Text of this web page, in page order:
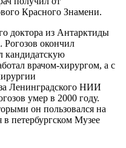
Красного Знамени.
доктора из Антарктиды
Рогозов окончил
кандидатскую
врачом-хирургом, а с
Ленинградского НИИ
умер в 2000 году.
он пользовался на
петербургском Музее